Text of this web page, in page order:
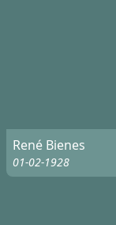
René Bienes
01-02-1928